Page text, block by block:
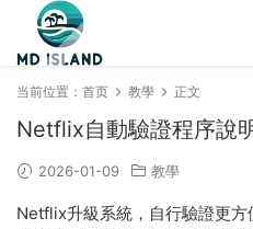
当前位置： 首页 教學 正文
Netflix自動驗證程序說
2026-01-09 教學
Netflix升級系統，自行驗證更